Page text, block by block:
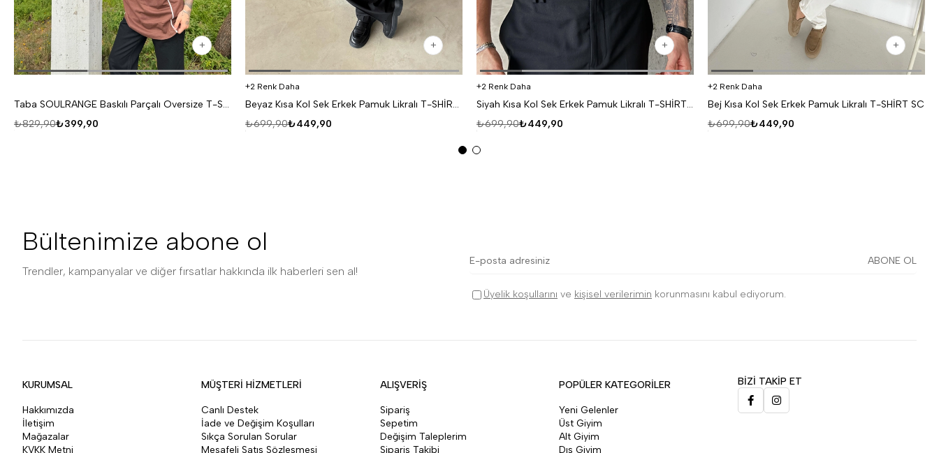
Taba SOULRANGE Baskılı Parçalı Oversize T-SHIRT PNC 1009
₺399,90
₺829,90
2 Renk Daha
Beyaz Kısa Kol Sek Erkek Pamuk Likralı T-SHİRT SC
₺449,90
₺699,90
2 Renk Daha
Siyah Kısa Kol Sek Erkek Pamuk Likralı T-SHİRT SC
₺449,90
₺699,90
2 Renk Daha
Bej Kısa Kol Sek Erkek Pamuk Likralı T-SHİRT SC
₺449,90
₺699,90
Bültenimize abone ol
Trendler, kampanyalar ve diğer fırsatlar hakkında ilk haberleri sen al!
ABONE OL
Üyelik koşullarını ve kişisel verilerimin korunmasını kabul ediyorum.
KURUMSAL
Hakkımızda
İletişim
Mağazalar
KVKK Metni
MÜŞTERİ HİZMETLERİ
Canlı Destek
İade ve Değişim Koşulları
Sıkça Sorulan Sorular
Mesafeli Satış Sözleşmesi
ALIŞVERİŞ
Sipariş
Sepetim
Değişim Taleplerim
Sipariş Takibi
POPÜLER KATEGORİLER
Yeni Gelenler
Üst Giyim
Alt Giyim
Dış Giyim
BİZİ TAKİP ET